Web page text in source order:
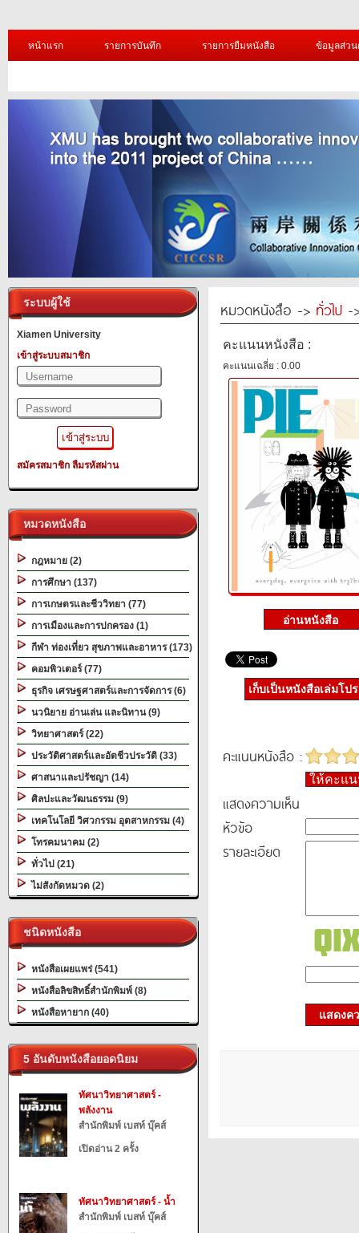
หน้าแรก รายการบันทึก รายการยืมหนังสือ ข้อมูลส่ว
ระบบผู้ใช้
Xiamen University
เข้าสู่ระบบสมาชิก
สมัครสมาชิก ลืมรหัสผ่าน
หมวดหนังสือ
กฎหมาย (2)
การศึกษา (137)
การเกษตรและชีววิทยา (77)
การเมืองและการปกครอง (1)
กีฬา ท่องเที่ยว สุขภาพและอาหาร (173)
คอมพิวเตอร์ (77)
ธุรกิจ เศรษฐศาสตร์และการจัดการ (6)
นวนิยาย อ่านเล่น และนิทาน (9)
วิทยาศาสตร์ (22)
ประวัติศาสตร์และอัตชีวประวัติ (33)
ศาสนาและปรัชญา (14)
ศิลปะและวัฒนธรรม (9)
เทคโนโลยี วิศวกรรม อุตสาหกรรม (4)
โทรคมนาคม (2)
ทั่วไป (21)
ไม่สังกัดหมวด (2)
ชนิดหนังสือ
หนังสือเผยแพร่ (541)
หนังสือลิขสิทธิ์สำนักพิมพ์ (8)
หนังสือหายาก (40)
5 อันดับหนังสือยอดนิยม
ทัศนาวิทยาศาสตร์ -
พลังงาน
สำนักพิมพ์ เบสท์ บุ๊คส์
เปิดอ่าน 2 ครั้ง
ทัศนาวิทยาศาสตร์ - น้ำ
สำนักพิมพ์ เบสท์ บุ๊คส์
หมวดหนังสือ -> ทั่วไป -
คะแนนหนังสือ :
คะแนนเฉลี่ย : 0.00
เก็บเป็นหนังสือเล่มโป
คะแนนหนังสือ :
ให้คะแ
แสดงความเห็น
หัวข้อ
รายละเอียด
แสดงค